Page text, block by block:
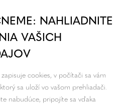
NAHLIADNITE
VAŠICH
cookies, v počítači sa vám
sa uloží vo vašom prehliadači.
nabudúce, pripojíte sa vďaka